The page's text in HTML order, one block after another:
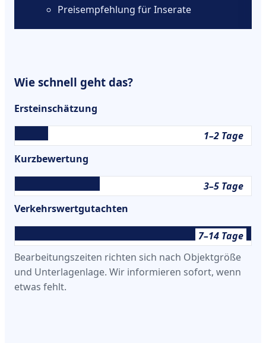
Preisempfehlung für Inserate
Wie schnell geht das?
Ersteinschätzung
1–2 Tage
Kurzbewertung
3–5 Tage
Verkehrswertgutachten
7–14 Tage
Bearbeitungszeiten richten sich nach Objektgröße
und Unterlagenlage. Wir informieren sofort, wenn
etwas fehlt.